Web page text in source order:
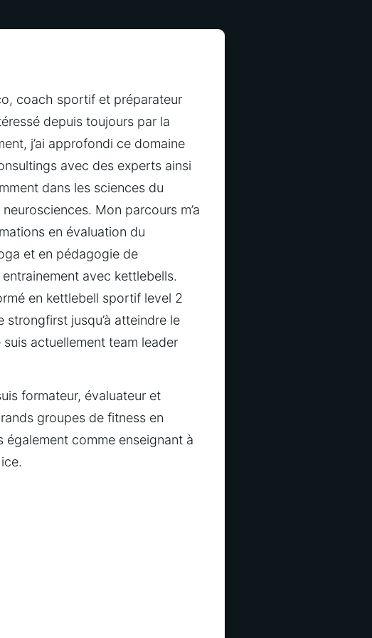
coach sportif et préparateur
depuis toujours par la
j’ai approfondi ce domaine
avec des experts ainsi
dans les sciences du
Mon parcours m’a
en évaluation du
et en pédagogie de
entrainement avec kettlebells.
en kettlebell sportif level 2
strongfirst jusqu’à atteindre le
actuellement team leader
formateur, évaluateur et
groupes de fitness en
également comme enseignant à